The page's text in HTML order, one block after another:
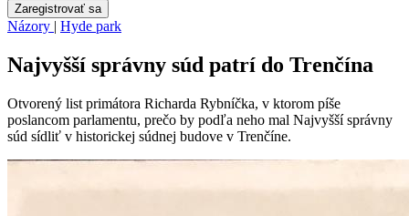
Zaregistrovať sa
Názory | Hyde park
Najvyšší správny súd patrí do Trenčína
Otvorený list primátora Richarda Rybníčka, v ktorom píše
poslancom parlamentu, prečo by podľa neho mal Najvyšší správny
súd sídliť v historickej súdnej budove v Trenčíne.